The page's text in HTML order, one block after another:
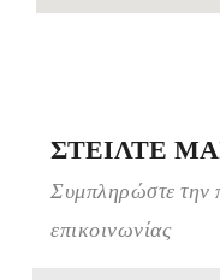
ΣΤΕΙΛΤΕ
Συμπληρώστε
επικοινωνίας